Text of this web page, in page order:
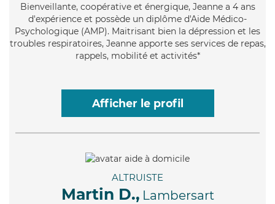
Bienveillante, coopérative et énergique, Jeanne a 4 ans
d'expérience et possède un diplôme d'Aide Médico-
Psychologique (AMP). Maitrisant bien la dépression et les
troubles respiratoires, Jeanne apporte ses services de repas,
rappels, mobilité et activités*
Afficher le profil
ALTRUISTE
Martin D., Lambersart